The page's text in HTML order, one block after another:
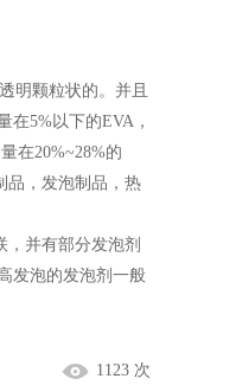
明颗粒状的。并且
5%以下的EVA，
在20%~28%的
品，发泡制品，热
并有部分发泡剂
发泡的发泡剂一般
1123 次